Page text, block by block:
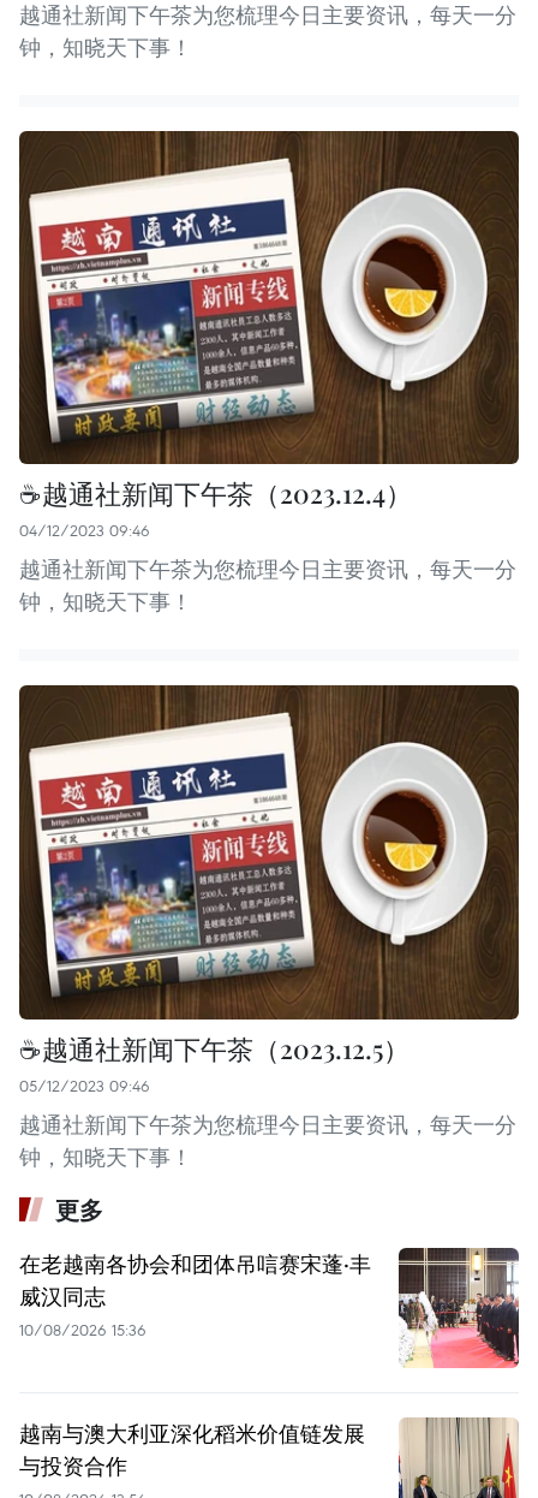
越通社新闻下午茶为您梳理今日主要资讯，每天一分
钟，知晓天下事！
☕️越通社新闻下午茶（2023.12.4）
04/12/2023 09:46
越通社新闻下午茶为您梳理今日主要资讯，每天一分
钟，知晓天下事！
☕️越通社新闻下午茶（2023.12.5）
05/12/2023 09:46
越通社新闻下午茶为您梳理今日主要资讯，每天一分
钟，知晓天下事！
更多
在老越南各协会和团体吊唁赛宋蓬·丰
威汉同志
10/08/2026 15:36
越南与澳大利亚深化稻米价值链发展
与投资合作